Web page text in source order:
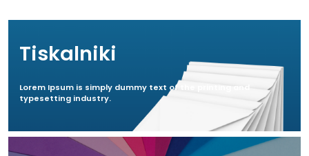
Tiskalniki
Lorem Ipsum is simply dummy text of the printing and
typesetting industry.